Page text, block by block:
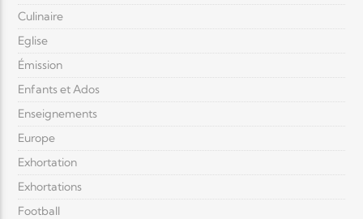
Culinaire
Eglise
Émission
Enfants et Ados
Enseignements
Europe
Exhortation
Exhortations
Football